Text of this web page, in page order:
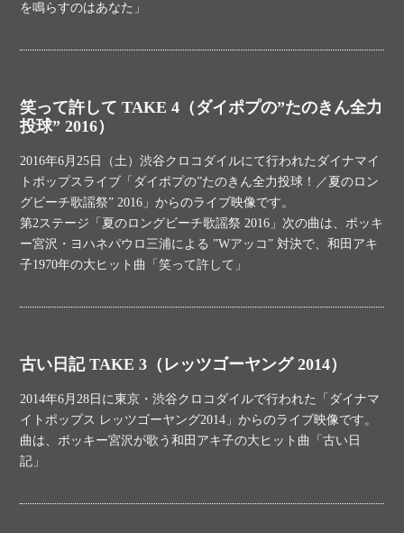
を鳴らすのはあなた」
笑って許して TAKE 4（ダイポプの”たのきん全力
投球” 2016）
2016年6月25日（土）渋谷クロコダイルにて行われたダイナマイ
トポップスライブ「ダイポプの”たのきん全力投球！／夏のロン
グビーチ歌謡祭” 2016」からのライブ映像です。
第2ステージ「夏のロングビーチ歌謡祭 2016」次の曲は、ポッキ
ー宮沢・ヨハネパウロ三浦による ”Wアッコ” 対決で、和田アキ
子1970年の大ヒット曲「笑って許して」
古い日記 TAKE 3（レッツゴーヤング 2014）
2014年6月28日に東京・渋谷クロコダイルで行われた「ダイナマ
イトポップス レッツゴーヤング2014」からのライブ映像です。
曲は、ポッキー宮沢が歌う和田アキ子の大ヒット曲「古い日
記」